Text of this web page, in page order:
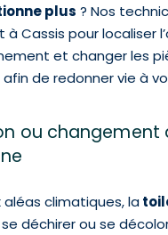
plus ? Nos
Cassis pour localiser
et changer les
afin de redonner vie à
ou changement
aléas climatiques, la
déchirer ou se